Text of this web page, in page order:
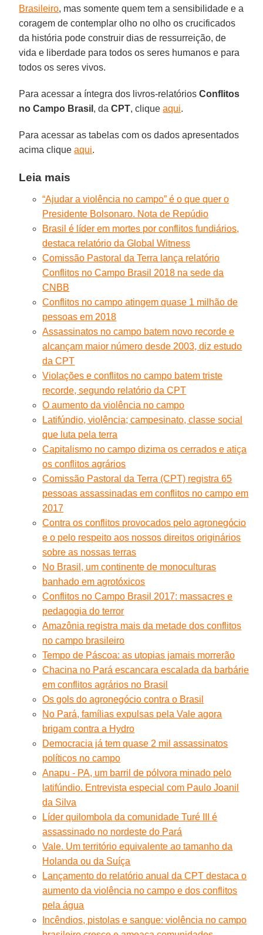
Brasileiro, mas somente quem tem a sensibilidade e a
coragem de contemplar olho no olho os crucificados
da história pode construir dias de ressurreição, de
vida e liberdade para todos os seres humanos e para
todos os seres vivos.
Para acessar a íntegra dos livros-relatóriosConflitos
no Campo Brasil , daCPT, cliqueaqui.
Para acessar as tabelas com os dados apresentados
acima cliqueaqui.
Leia mais
“Ajudar a violência no campo” é o que quer o
Presidente Bolsonaro. Nota de Repúdio
Brasil é líder em mortes por conflitos fundiários,
destaca relatório da Global Witness
Comissão Pastoral da Terra lança relatório
Conflitos no Campo Brasil 2018 na sede da
CNBB
Conflitos no campo atingem quase 1 milhão de
pessoas em 2018
Assassinatos no campo batem novo recorde e
alcançam maior número desde 2003, diz estudo
da CPT
Violações e conflitos no campo batem triste
recorde, segundo relatório da CPT
O aumento da violência no campo
Latifúndio, violência; campesinato, classe social
que luta pela terra
Capitalismo no campo dizima os cerrados e atiça
os conflitos agrários
Comissão Pastoral da Terra (CPT) registra 65
pessoas assassinadas em conflitos no campo em
2017
Contra os conflitos provocados pelo agronegócio
e o pelo respeito aos nossos direitos originários
sobre as nossas terras
No Brasil, um continente de monoculturas
banhado em agrotóxicos
Conflitos no Campo Brasil 2017: massacres e
pedagogia do terror
Amazônia registra mais da metade dos conflitos
no campo brasileiro
Tempo de Páscoa: as utopias jamais morrerão
Chacina no Pará escancara escalada da barbárie
em conflitos agrários no Brasil
Os gols do agronegócio contra o Brasil
No Pará, famílias expulsas pela Vale agora
brigam contra a Hydro
Democracia já tem quase 2 mil assassinatos
políticos no campo
Anapu - PA, um barril de pólvora minado pelo
latifúndio. Entrevista especial com Paulo Joanil
da Silva
Líder quilombola da comunidade Turé III é
assassinado no nordeste do Pará
Vale. Um território equivalente ao tamanho da
Holanda ou da Suíça
Lançamento do relatório anual da CPT destaca o
aumento da violência no campo e dos conflitos
pela água
Incêndios, pistolas e sangue: violência no campo